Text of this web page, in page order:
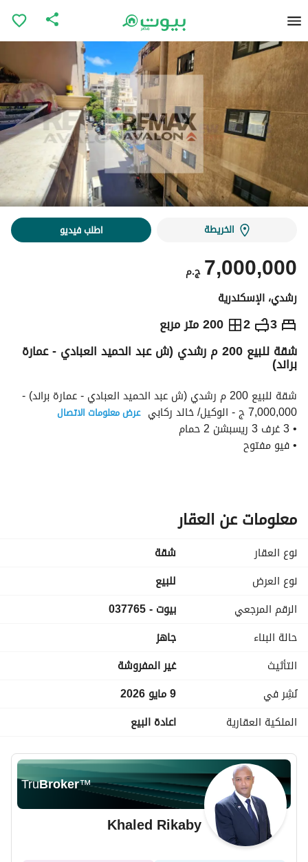
الخريطة اطلب فيديو
ج.م 7,000,000
رشدي، الإسكندرية
3
2 200 متر مربع ج.م 7,000,000
التفاصيل الاتجاهات والمؤشرات رهن عقاري
شقة للبيع 200 م رشدي (ش عبد الحميد العبادي - عمارة
براند)
7,000,000 ج - الوكيل/ خالد ركابي عرض معلومات الاتصال
• 3 غرف 3 ريسبشن 2 حمام
• فيو مفتوح
ريماكس شركة عالمية متخصصة في تسويق العقارات الفاخرة،
الاف فرع واكثر من 100 الف وكيل عقاري
محافظة الاسكندرية
وتسويق العقارات بيع شراء ايجار تأجير ادارة
مريوط
معلومات عن العقار
نوع العقار
شقة
نوع العرض
للبيع
الرقم المرجعي
بيوت - 037765
حالة البناء
جاهز
التأثيث
غير المفروشة
نُشِر في
9 مايو 2026
الملكية العقارية
اعادة البيع
TruBroker™
Khaled Rikaby